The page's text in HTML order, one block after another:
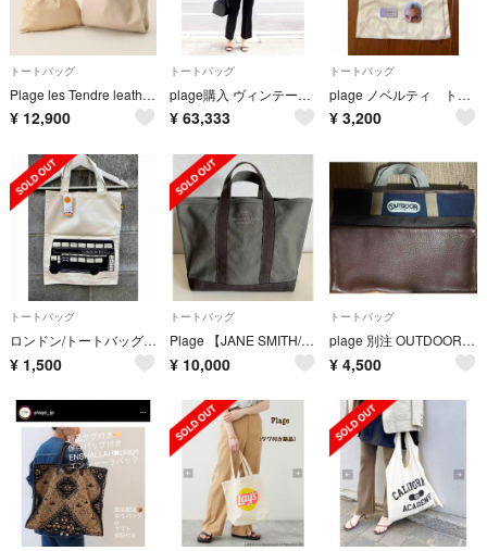
トートバッグ
Plage les Tendre leather バッグ
¥ 12,900
トートバッグ
plage購入 ヴィンテージ ルイヴィトスピーディ25
¥ 63,333
トートバッグ
plage ノベルティ トートバッグ
¥ 3,200
トートバッグ
ロンドン/トートバッグ/新品未使用
¥ 1,500
トートバッグ
Plage 【JANE SMITH/ジェーンスミス】トートバッグ MIDIUM
¥ 10,000
トートバッグ
plage 別注 OUTDOOR 2way バッグ 辺見えみり
¥ 4,500